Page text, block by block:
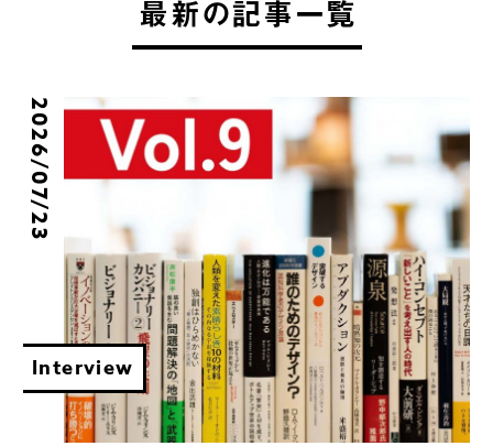
最新の記事一覧
Interview
2026/07/23